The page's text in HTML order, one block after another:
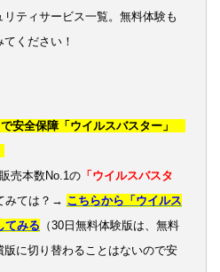
ティサービス一覧。無料体験も
ください！
で安全保障「ウイルスバスター」
売本数No.1の 「ウイルスバスタ
みては？→ こちらから「ウイルス
てみる （30日無料体験版は、無料
に切り替わることはないので安